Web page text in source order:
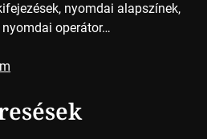
nyomdai alapszínek,
operátor…